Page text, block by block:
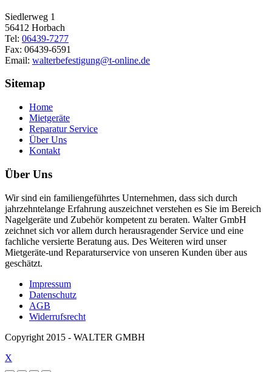
Siedlerweg 1
56412 Horbach
Tel: 06439-7277
Fax: 06439-6591
Email: walterbefestigung@t-online.de
Sitemap
Home
Mietgeräte
Reparatur Service
Über Uns
Kontakt
Über Uns
Wir sind ein familiengeführtes Unternehmen, dass sich durch
jahrzehntelange Erfahrung auszeichnet verstehen es Sie im Bereich
Nagelgeräte und Zubehör kompetent zu beraten. Walter GmbH
zeichnet sich vor allem durch herausragender Service und eine
fachliche versierte Beratung aus. Des Weiteren wird unser
Mietgeräte-und Reparaturservice von unseren Kunden über aus
geschätzt.
Impressum
Datenschutz
AGB
Widerrufsrecht
Copyright 2015 - WALTER GMBH
X